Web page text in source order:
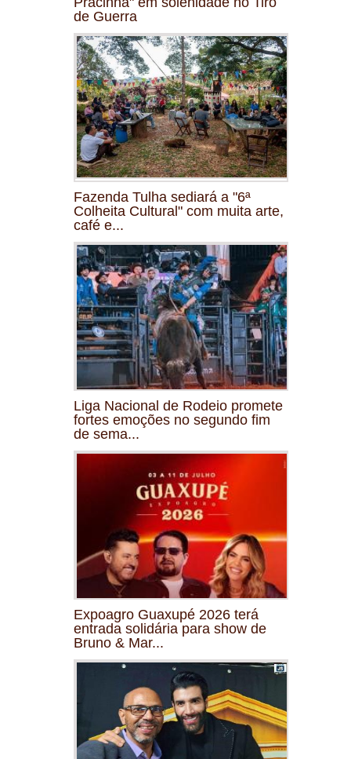
de Guerra
Fazenda Tulha sediará a "6ª
Colheita Cultural" com muita arte,
café e...
Liga Nacional de Rodeio promete
fortes emoções no segundo fim
de sema...
Expoagro Guaxupé 2026 terá
entrada solidária para show de
Bruno & Mar...